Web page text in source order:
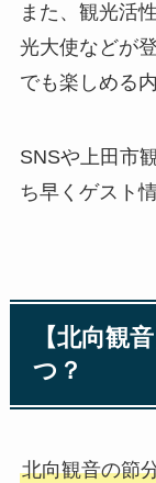
また、観光活
光大使などが
でも楽しめる
SNSや上田市
ち早くゲスト
【北向観
つ？
北向観音の節